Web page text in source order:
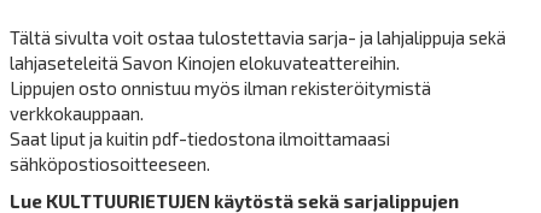
Tältä sivulta voit ostaa tulostettavia sarja- ja lahjalippuja sekä
lahjaseteleitä Savon Kinojen elokuvateattereihin.
Lippujen osto onnistuu myös ilman rekisteröitymistä
verkkokauppaan.
Saat liput ja kuitin pdf-tiedostona ilmoittamaasi
sähköpostiosoitteeseen.
Lue KULTTUURIETUJEN käytöstä sekä sarjalippujen